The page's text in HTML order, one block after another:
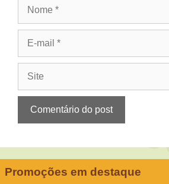
Promoções em destaque